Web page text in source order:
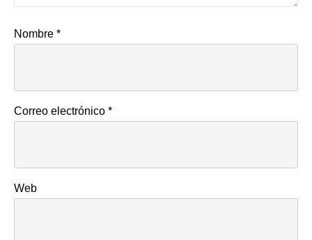
Nombre *
Correo electrónico *
Web